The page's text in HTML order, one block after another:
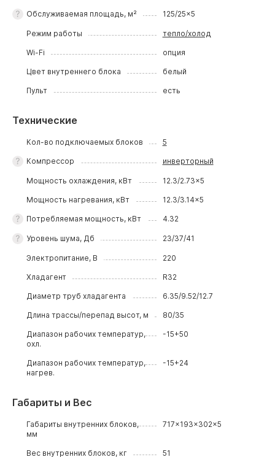
Обслуживаемая площадь, м² 125/25x5
Режим работы тепло/холод
Wi-Fi опция
Цвет внутреннего блока белый
Пульт есть
Технические
Кол-во подключаемых блоков 5
Компрессор инверторный
Мощность охлаждения, кВт 12.3/2.73x5
Мощность нагревания, кВт 12.3/3.14x5
Потребляемая мощность, кВт 4.32
Уровень шума, Дб 23/37/41
Электропитание, В 220
Хладагент R32
Диаметр труб хладагента 6.35/9.52/12.7
Длина трассы/перепад высот, м 80/35
Диапазон рабочих температур,
охл.
-15+50
Диапазон рабочих температур,
нагрев.
-15+24
Габариты и Вес
Габариты внутренних блоков,
мм
717x193x302x5
Вес внутренних блоков, кг 51